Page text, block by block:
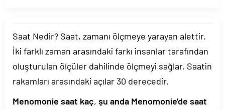
Saat Nedir? Saat, zamanı ölçmeye yarayan alettir.
İki farklı zaman arasındaki farkı insanlar tarafından
oluşturulan ölçüler dahilinde ölçmeyi sağlar. Saatin
rakamları arasındaki açılar 30 derecedir.
Menomonie saat kaç, şu anda Menomonie'de saat